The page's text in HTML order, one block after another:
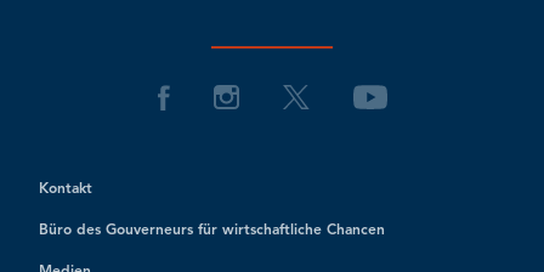
Kontakt
Büro des Gouverneurs für wirtschaftliche Chancen